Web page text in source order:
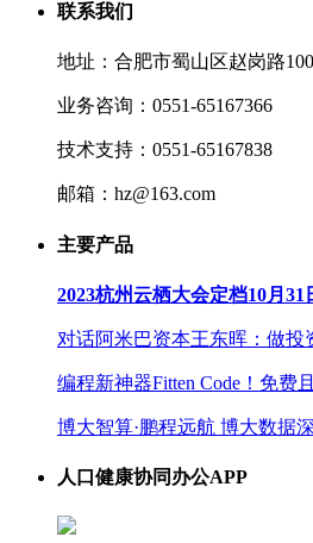
联系我们
地址：合肥市蜀山区赵岗路
业务咨询：0551-65167366
技术支持：0551-65167838
邮箱：hz@163.com
主要产品
2023杭州云栖大会定档10月31
对话阿米巴资本王东晖：做投
编程新神器Fitten Code！免费
博大智算·鹏程远航 博大数据
人口健康协同办公APP